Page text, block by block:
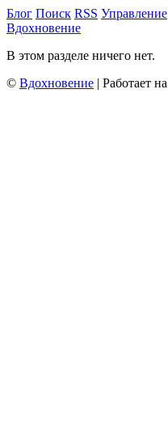
Блог Поиск RSS Управление
Вдохновение
В этом разделе ничего нет.
© Вдохновение | Работает на